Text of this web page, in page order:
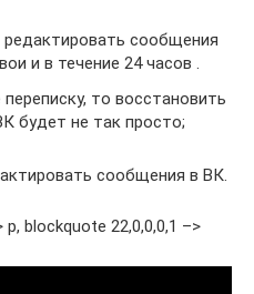
сообщения
и в течение 24 часов .
то восстановить
будет не так просто;
сообщения в ВК.
p, blockquote 22,0,0,0,1 –>